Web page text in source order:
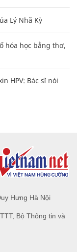
Lý Nhã Kỳ
hóa học bằng thơ,
HPV: Bác sĩ nói
Hưng Hà Nội
Bộ Thông tin và